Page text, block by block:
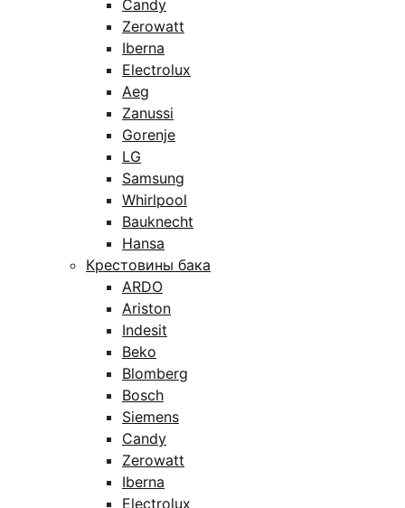
Candy
Zerowatt
Iberna
Electrolux
Aeg
Zanussi
Gorenje
LG
Samsung
Whirlpool
Bauknecht
Hansa
Крестовины бака
ARDO
Ariston
Indesit
Beko
Blomberg
Bosch
Siemens
Candy
Zerowatt
Iberna
Electrolux